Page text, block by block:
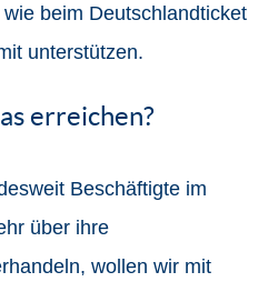
beim Deutschlandticket
unterstützen.
erreichen?
Beschäftigte im
über ihre
wollen wir mit